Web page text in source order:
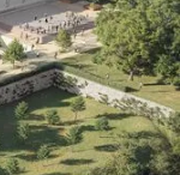
CIRAD à